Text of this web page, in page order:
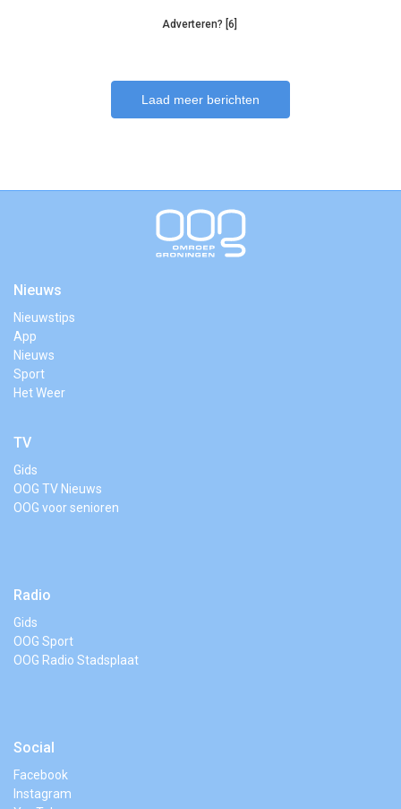
Adverteren? [6]
Laad meer berichten
Nieuws
Nieuwstips
App
Nieuws
Sport
Het Weer
TV
Gids
OOG TV Nieuws
OOG voor senioren
Radio
Gids
OOG Sport
OOG Radio Stadsplaat
Social
Facebook
Instagram